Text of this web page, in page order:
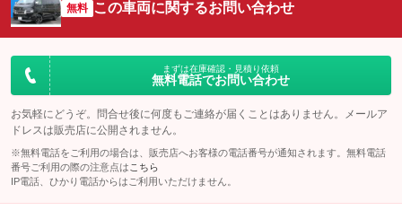
無料 この車両に関するお問い合わせ
まずは在庫確認・見積り依頼
無料電話でお問い合わせ
お気軽にどうぞ。問合せ後に何度もご連絡が届くことはありません。メールア
ドレスは販売店に公開されません。
※無料電話をご利用の場合は、販売店へお客様の電話番号が通知されます。無料電話
番号ご利用の際の注意点は こちら
IP電話、ひかり電話からはご利用いただけません。